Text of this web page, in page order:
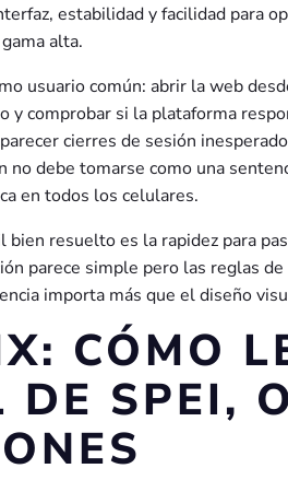
estabilidad y facilidad para
alta.
usuario común: abrir la web
comprobar si la plataforma
cierres de sesión
no debe tomarse como una
en todos los celulares.
resuelto es la rapidez para
parece simple pero las reglas
importa más que el diseño
CÓMO
DE SPEI,